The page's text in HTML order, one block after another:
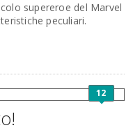
supereroe del Marvel
peculiari.
12